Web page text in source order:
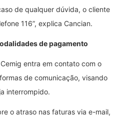
de qualquer dúvida, o cliente
116”, explica Cancian.
de pagamento
entra em contato com o
de comunicação, visando
interrompido.
o atraso nas faturas via e-mail,